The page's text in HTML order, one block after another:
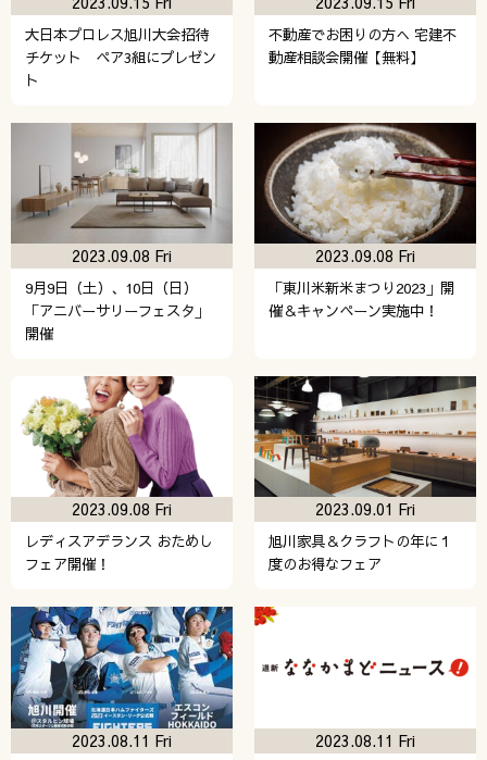
大日本プロレス旭川大会招待
チケット ペア3組にプレゼン
ト
不動産でお困りの方へ 宅建不
動産相談会開催【無料】
9月9日（土）、10日（日）
「アニバーサリーフェスタ」
開催
2023.09.08 Fri
「東川米新米まつり2023」開
催＆キャンペーン実施中！
2023.09.08 Fri
レディスアデランス おためし
フェア開催！
2023.09.08 Fri
旭川家具＆クラフトの年に１
度のお得なフェア
2023.09.01 Fri
2023.08.11 Fri 2023.08.11 Fri